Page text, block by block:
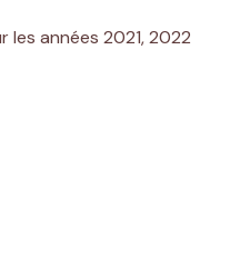
années 2021, 2022